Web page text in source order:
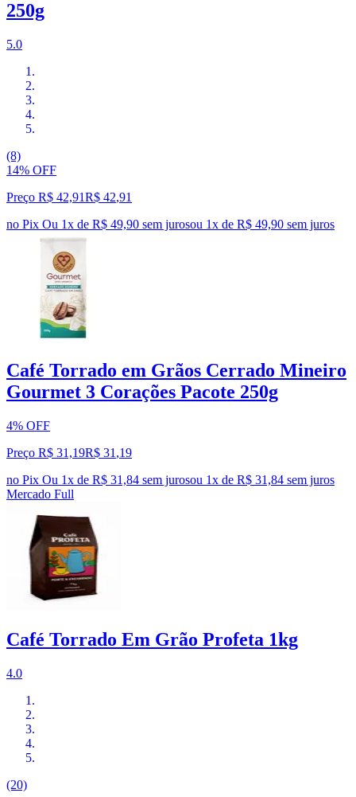
250g
5.0
(8)
14% OFF
Preço R$ 42,91R$ 42,91
no Pix Ou 1x de R$ 49,90 sem jurosou 1x de R$ 49,90 sem juros
Café Torrado em Grãos Cerrado Mineiro
Gourmet 3 Corações Pacote 250g
4% OFF
Preço R$ 31,19R$ 31 ,19
no Pix Ou 1x de R$ 31,84 sem jurosou 1x de R$ 31,84 sem juros
Mercado Full
Café Torrado Em Grão Profeta 1kg
4.0
(20)